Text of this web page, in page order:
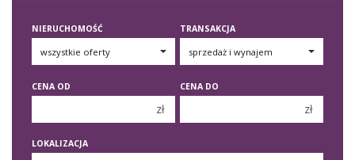
NIERUCHOMOŚĆ TRANSAKCJA
CENA OD
zł
200 000 zł
CENA DO
zł
200 000 zł
LOKALIZACJA